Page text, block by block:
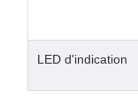
LED d'indication